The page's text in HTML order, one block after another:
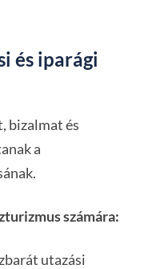
és iparági
bizalmat és
a
számára:
utazási